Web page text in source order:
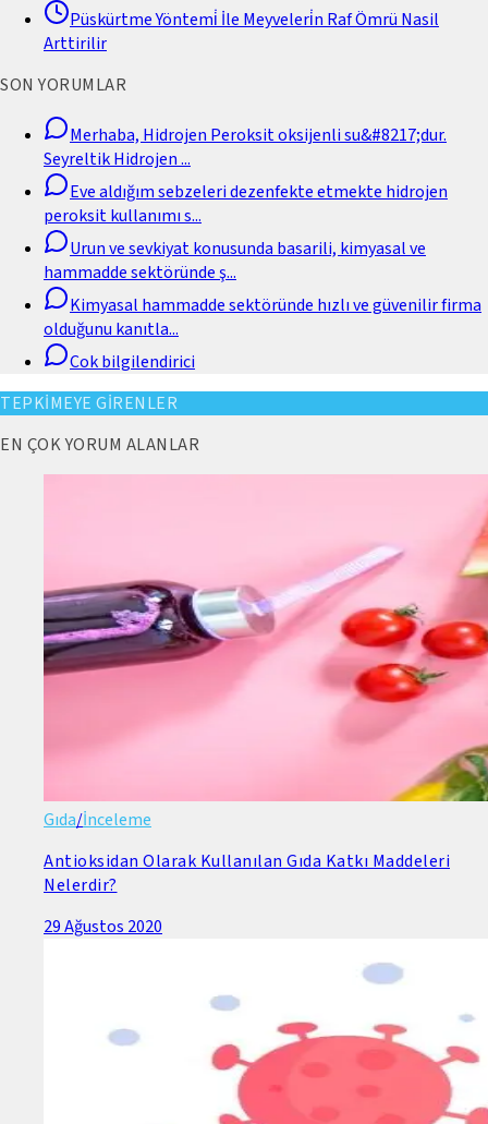
Püskürtme Yöntemi̇ İle Meyveleri̇n Raf Ömrü Nasil
Arttirilir
SON YORUMLAR
Merhaba, Hidrojen Peroksit oksijenli su&#8217;dur.
Seyreltik Hidrojen...
Eve aldığım sebzeleri dezenfekte etmekte hidrojen
peroksit kullanımı s...
Urun ve sevkiyat konusunda basarili, kimyasal ve
hammadde sektöründe ş...
Kimyasal hammadde sektöründe hızlı ve güvenilir firma
olduğunu kanıtla...
Cok bilgilendirici
TEPKİMEYE GİRENLER
EN ÇOK YORUM ALANLAR
Gıda/İnceleme
Antioksidan Olarak Kullanılan Gıda Katkı Maddeleri
Nelerdir?
29 Ağustos 2020